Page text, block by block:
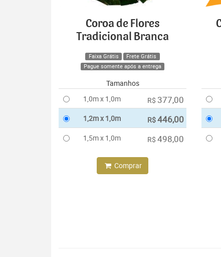
Coroa de Flores
Tradicional Branca
Faixa Grátis
Frete Grátis
Pague somente após a entrega
Tamanhos
1,0m x 1,0m
R$ 377,00
1,2m x 1,0m R$446,00
1,5m x 1,0m R$ 498,00
Comprar